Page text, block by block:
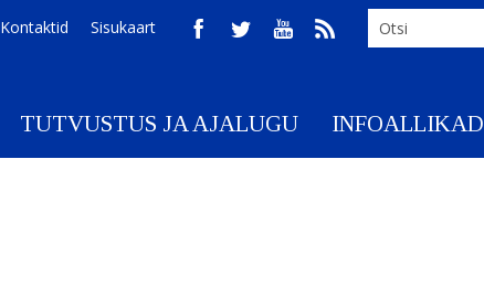
Otsing
Kontaktid Sisukaart
TUTVUSTUS JA AJALUGU INFOALLIKAD